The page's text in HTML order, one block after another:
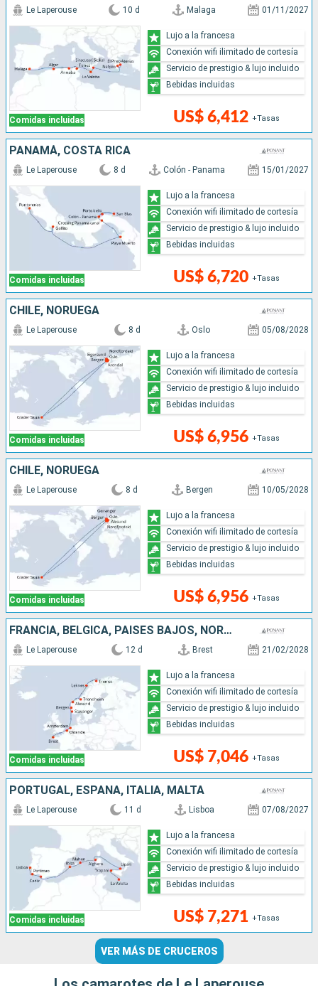
Comidas incluidas
Le Laperouse 10 d Malaga 01/11/2027
US$ 6,412 +Tasas
Lujo a la francesa
Conexión wifi ilimitado de cortesía
Servicio de prestigio & lujo incluido
Bebidas incluidas
PANAMÁ, COSTA RICA
Comidas incluidas
Le Laperouse 8 d Colón - Panama 15/01/2027
US$ 6,720 +Tasas
Lujo a la francesa
Conexión wifi ilimitado de cortesía
Servicio de prestigio & lujo incluido
Bebidas incluidas
CHILE, NORUEGA
Comidas incluidas
Le Laperouse 8 d Oslo 05/08/2028
US$ 6,956 +Tasas
Lujo a la francesa
Conexión wifi ilimitado de cortesía
Servicio de prestigio & lujo incluido
Bebidas incluidas
CHILE, NORUEGA
Comidas incluidas
Le Laperouse 8 d Bergen 10/05/2028
US$ 6,956 +Tasas
Lujo a la francesa
Conexión wifi ilimitado de cortesía
Servicio de prestigio & lujo incluido
Bebidas incluidas
FRANCIA, BÉLGICA, PAISES BAJOS, NORUEGA
Comidas incluidas
Le Laperouse 12 d Brest 21/02/2028
US$ 7,046 +Tasas
Lujo a la francesa
Conexión wifi ilimitado de cortesía
Servicio de prestigio & lujo incluido
Bebidas incluidas
PORTUGAL, ESPAÑA, ITALIA, MALTA
Comidas incluidas
Le Laperouse 11 d Lisboa 07/08/2027
US$ 7,271 +Tasas
Lujo a la francesa
Conexión wifi ilimitado de cortesía
Servicio de prestigio & lujo incluido
Bebidas incluidas
VER MÁS DE CRUCEROS